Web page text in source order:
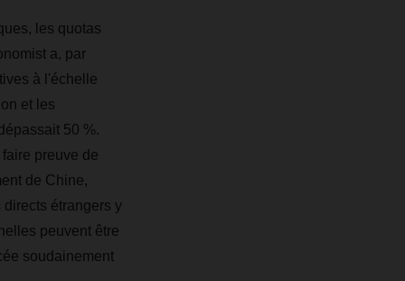
les quotas
a, par
à l'échelle
et les
50 %.
preuve de
de Chine,
étrangers y
peuvent être
soudainement